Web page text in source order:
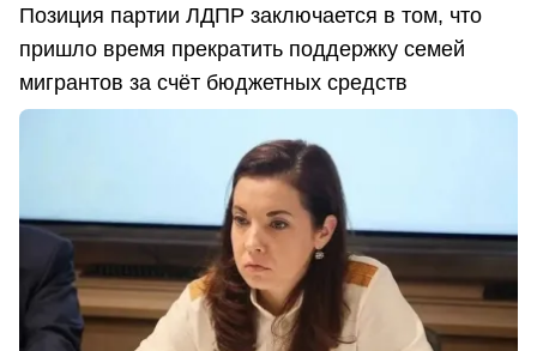
Позиция партии ЛДПР заключается в том, что
пришло время прекратить поддержку семей
мигрантов за счёт бюджетных средств